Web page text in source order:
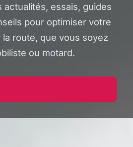
actualités, essais, guides
pour optimiser votre
route, que vous soyez
ou motard.